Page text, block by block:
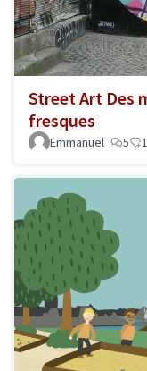
Street Art Des
fresques
Emmanuel_ 5